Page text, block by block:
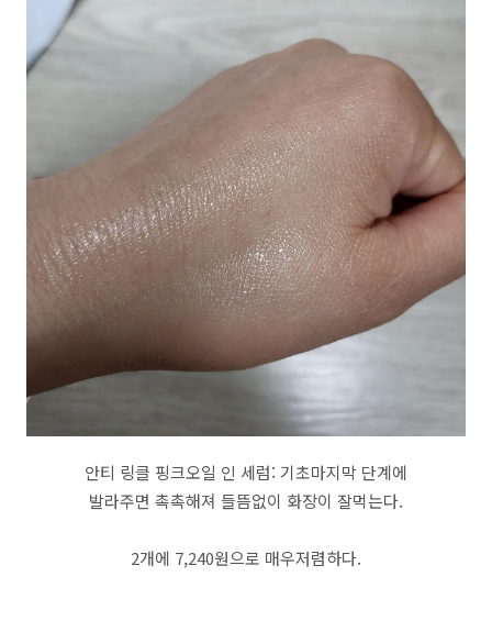
안티 링클 핑크오일 인 세럼: 기초마지막 단계에
발라주면 촉촉해져 들뜸없이 화장이 잘먹는다.
2개에 7,240원으로 매우저렴하다.